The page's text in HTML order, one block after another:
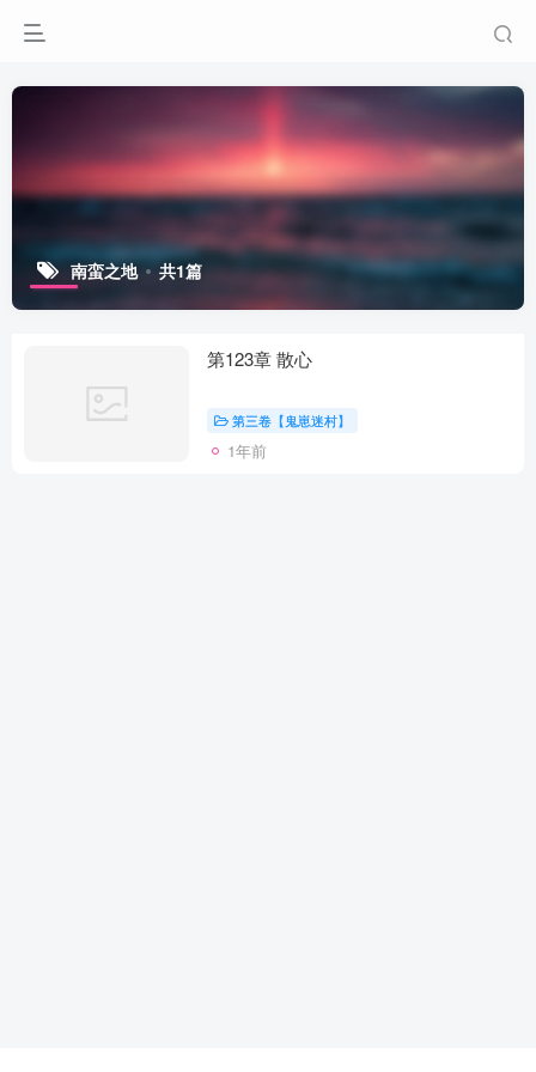
南蛮之地 共1篇
第123章 散心
第三卷【鬼崽迷村】
1年前